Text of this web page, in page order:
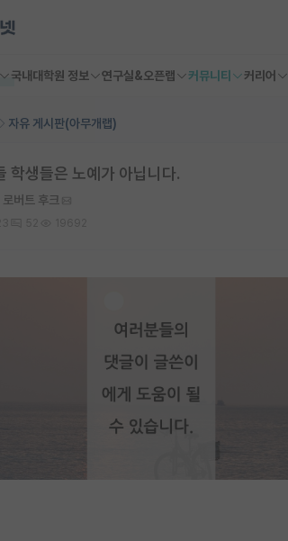
국내대학원 정보 연구실&오픈랩 커뮤니티 커리어
자유 게시판(아무개랩)
학생들은 노예가 아닙니다.
버트 후크